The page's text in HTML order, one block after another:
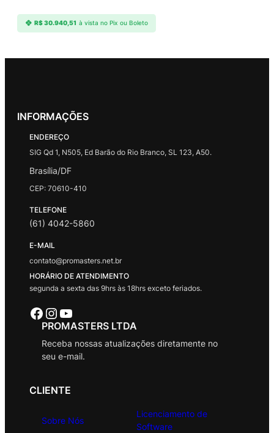
R$30.940,51 à vista no Pix ou Boleto
INFORMAÇÕES
ENDEREÇO
SIG Qd 1, N505, Ed Barão do Rio Branco, SL 123, A50.
Brasília/DF
CEP: 70610-410
TELEFONE
(61) 4042-5860
E-MAIL
contato@promasters.net.br
HORÁRIO DE ATENDIMENTO
segunda a sexta das 9hrs às 18hrs exceto feriados.
Facebook Instagram Youtube
PROMASTERS LTDA
Receba nossas atualizações diretamente no
seu e-mail.
CLIENTE
Sobre Nós
Licenciamento de
Software